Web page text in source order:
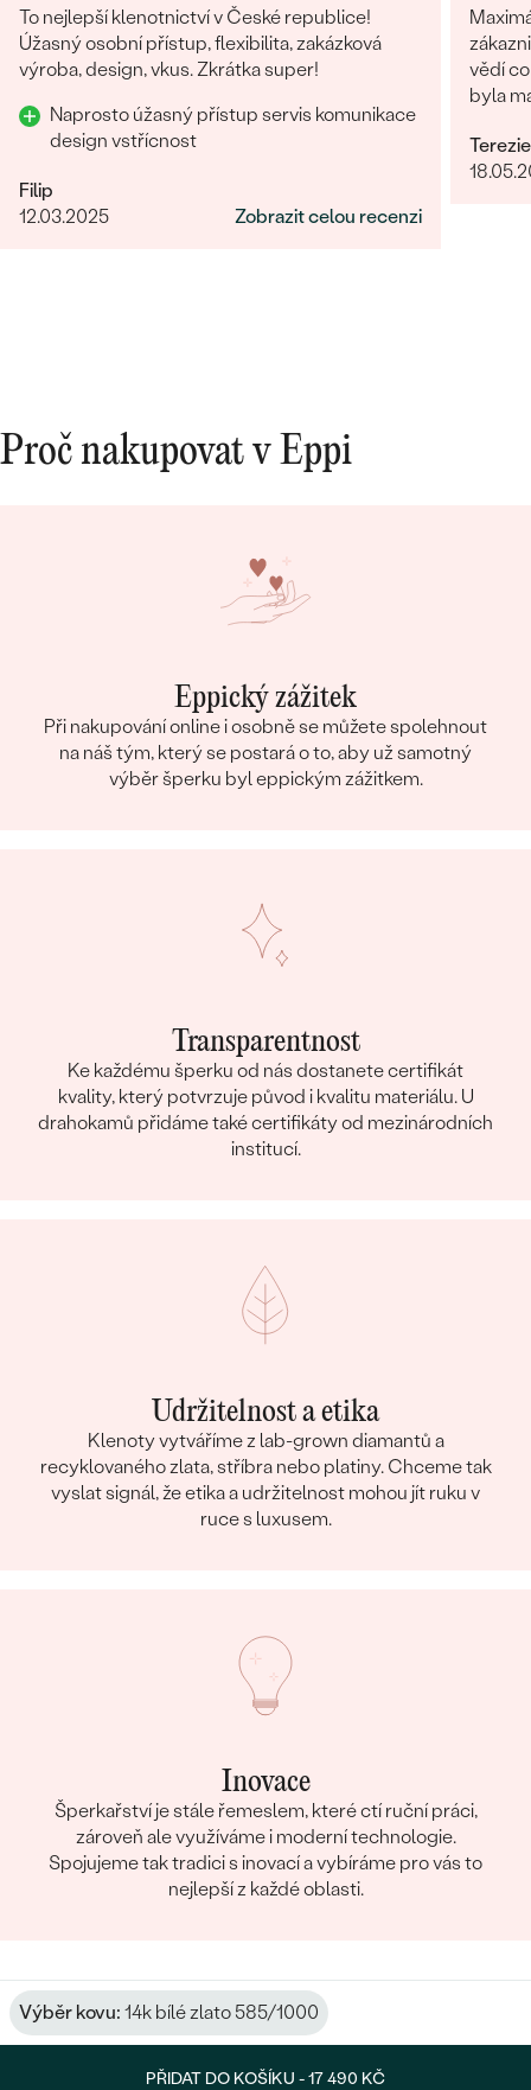
To nejlepší klenotnictví v České republice!
Úžasný osobní přístup, flexibilita, zakázková
výroba, design, vkus. Zkrátka super!
Naprosto úžasný přístup servis komunikace
design vstřícnost
Filip
12.03.2025
Zobrazit celou recenzi
Maximální
vědí
byla
Terezie
Proč nakupovat v Eppi
Eppický zážitek
Při nakupování online i osobně se můžete spolehnout
na náš tým, který se postará o to, aby už samotný
výběr šperku byl eppickým zážitkem.
Transparentnost
Ke každému šperku od nás dostanete certifikát
kvality, který potvrzuje původ i kvalitu materiálu. U
drahokamů přidáme také certifikáty od mezinárodních
institucí.
Udržitelnost a etika
Klenoty vytváříme z lab-grown diamantů a
recyklovaného zlata, stříbra nebo platiny. Chceme tak
vyslat signál, že etika a udržitelnost mohou jít ruku v
ruce s luxusem.
Inovace
Šperkařství je stále řemeslem, které ctí ruční práci,
zároveň ale využíváme i moderní technologie.
Spojujeme tak tradici s inovací a vybíráme pro vás to
nejlepší z každé oblasti.
Výběr kovu: 14k bílé zlato 585/1000
PŘIDAT DO KOŠÍKU -17 490 KČ